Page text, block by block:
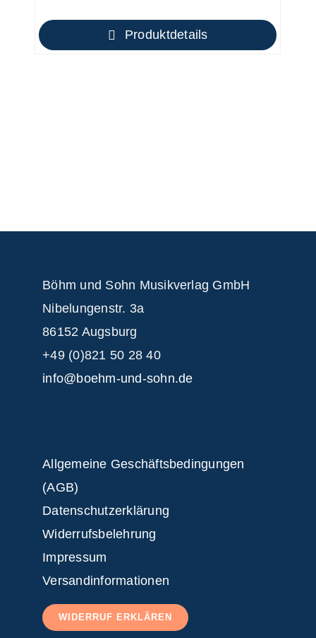
Produktdetails
Böhm und Sohn Musikverlag GmbH
Nibelungenstr. 3a
86152 Augsburg
+49 (0)821 50 28 40
info@boehm-und-sohn.de
Allgemeine Geschäftsbedingungen
(AGB)
Datenschutzerklärung
Widerrufsbelehrung
Impressum
Versandinformationen
WIDERRUF ERKLÄREN